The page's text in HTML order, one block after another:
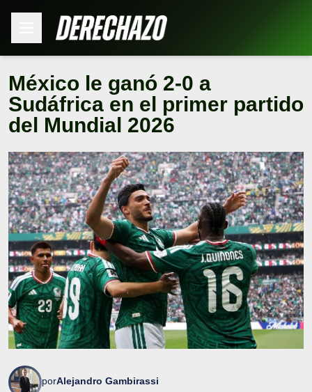
México le ganó 2-0 a
Sudáfrica en el primer partido
del Mundial 2026
porAlejandro Gambirassi